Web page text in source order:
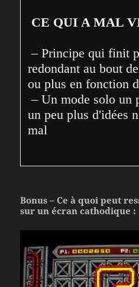
CE QUI A MAL
– Principe qui finit par devenir
redondant au bout
ou plus en fonction
– Un mode solo un peu plus long avec
un peu plus d'idées
mal
Bonus – Ce à quoi peut
sur un écran cathodique :